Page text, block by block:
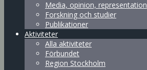
Media, opinion, representation
Forskning och studier
Publikationer
Aktiviteter
Alla aktiviteter
Förbundet
Region Stockholm